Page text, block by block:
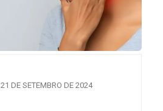
21 DE SETEMBRO DE 2024